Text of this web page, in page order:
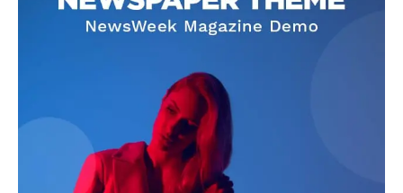
AIN NEWS 1
Contact Us
Privacy Policy